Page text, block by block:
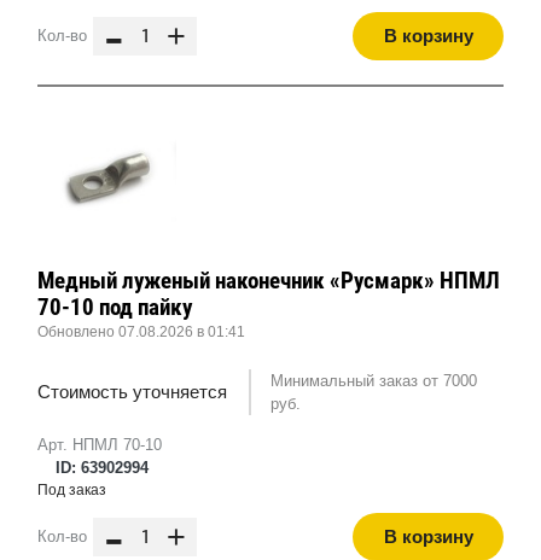
Кол-во - + В корзину
Арт. НПМЛ 70-10
ID: 63902994
Медный луженый наконечник «Русмарк» НПМЛ
70-10 под пайку
Обновлено 07.08.2026 в 01:41
Стоимость уточняется
Минимальный заказ от 7000
руб.
Под заказ
Кол-во - + В корзину